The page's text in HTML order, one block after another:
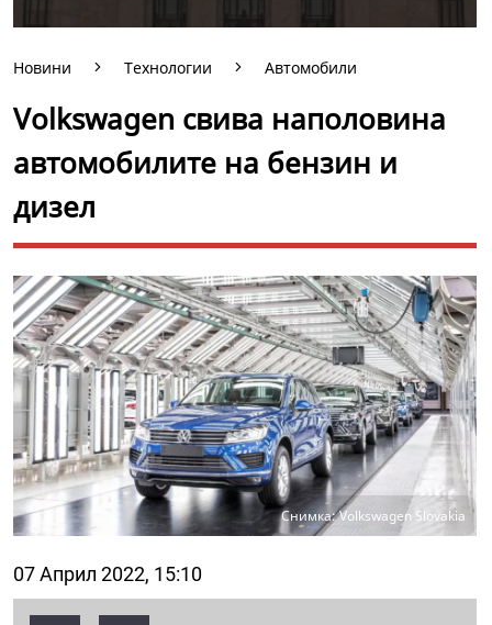
Новини Технологии Автомобили
Volkswagen свива наполовина
автомобилите на бензин и
дизел
Снимка: Volkswagen Slovakia
07 Април 2022, 15:10